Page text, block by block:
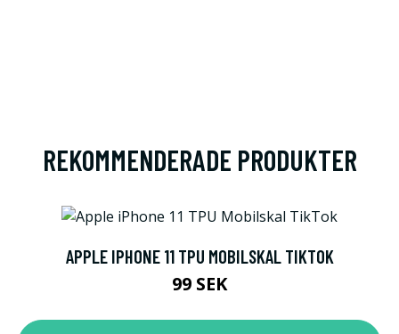
REKOMMENDERADE PRODUKTER
APPLE IPHONE 11 TPU MOBILSKAL TIKTOK
99 SEK